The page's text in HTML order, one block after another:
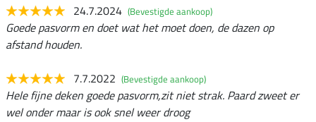
24.7.2024 (Bevestigde aankoop)
Goede pasvorm en doet wat het moet doen, de dazen op
afstand houden.
7.7.2022 (Bevestigde aankoop)
Hele fijne deken goede pasvorm,zit niet strak. Paard zweet er
wel onder maar is ook snel weer droog